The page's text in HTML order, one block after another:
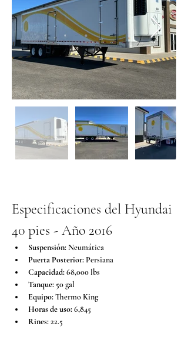
Especificaciones del Hyundai
40 pies - Año 2016
Suspensión: Neumática
Puerta Posterior: Persiana
Capacidad: 68,000 lbs
Tanque: 50 gal
Equipo: Thermo King
Horas de uso: 6,845
Rines: 22.5